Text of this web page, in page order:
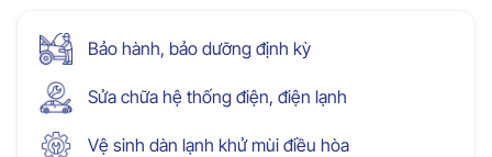
Bảo hành, bảo dưỡng định kỳ
Sửa chữa hệ thống điện, điện lạnh
Vệ sinh dàn lạnh khử mùi điều hòa